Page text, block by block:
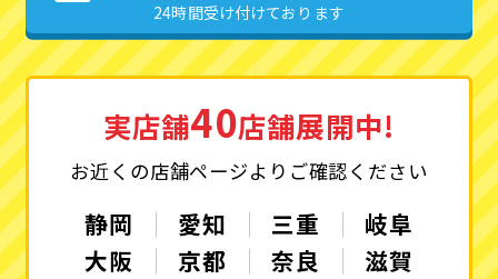
24時間受け付けております
実店舗40店舗展開中!
お近くの店舗ページよりご確認ください
静岡 愛知 三重
岐阜
大阪
京都 奈良
滋賀